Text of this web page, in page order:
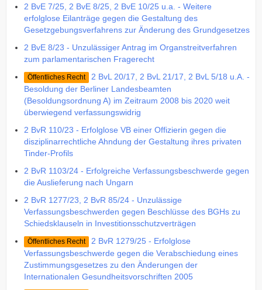
2 BvE 7/25, 2 BvE 8/25, 2 BvE 10/25 u.a. - Weitere
erfolglose Eilanträge gegen die Gestaltung des
Gesetzgebungsverfahrens zur Änderung des Grundgesetzes
2 BvE 8/23 - Unzulässiger Antrag im Organstreitverfahren
zum parlamentarischen Fragerecht
Öffentliches Recht
2 BvL 20/17, 2 BvL 21/17, 2 BvL 5/18 u.A. -
Besoldung der Berliner Landesbeamten
(Besoldungsordnung A) im Zeitraum 2008 bis 2020 weit
überwiegend verfassungswidrig
2 BvR 110/23 - Erfolglose VB einer Offizierin gegen die
disziplinarrechtliche Ahndung der Gestaltung ihres privaten
Tinder-Profils
2 BvR 1103/24 - Erfolgreiche Verfassungsbeschwerde gegen
die Auslieferung nach Ungarn
2 BvR 1277/23, 2 BvR 85/24 - Unzulässige
Verfassungsbeschwerden gegen Beschlüsse des BGHs zu
Schiedsklauseln in Investitionsschutzverträgen
Öffentliches Recht
2 BvR 1279/25 - Erfolglose
Verfassungsbeschwerde gegen die Verabschiedung eines
Zustimmungsgesetzes zu den Änderungen der
Internationalen Gesundheitsvorschriften 2005